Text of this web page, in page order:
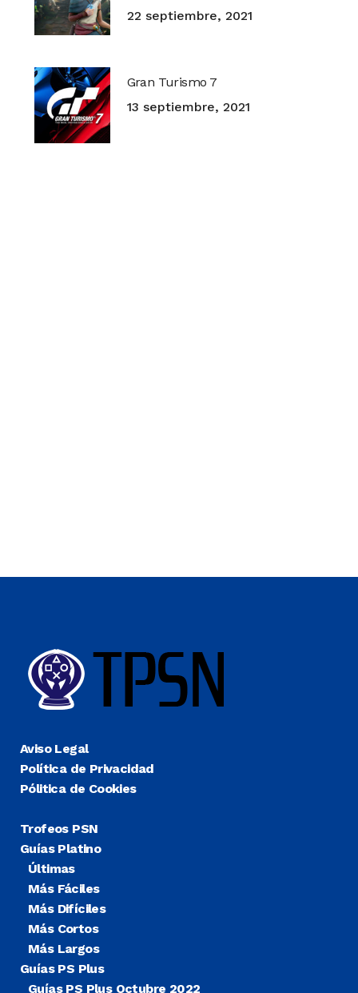
22 septiembre, 2021
Gran Turismo 7
13 septiembre, 2021
Aviso Legal
Política de Privacidad
Pólitica de Cookies
Trofeos PSN
Guías Platino
Últimas
Más Fáciles
Más Difíciles
Más Cortos
Más Largos
Guías PS Plus
Guías PS Plus Octubre 2022